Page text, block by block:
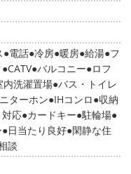
電話 冷房 暖房 給湯 フ
CATV バルコニー ロフ
内洗濯置場 バス・トイレ
ターホン IHコンロ 収納
応 カードキー 駐輪場
日当たり良好 閑静な住
談